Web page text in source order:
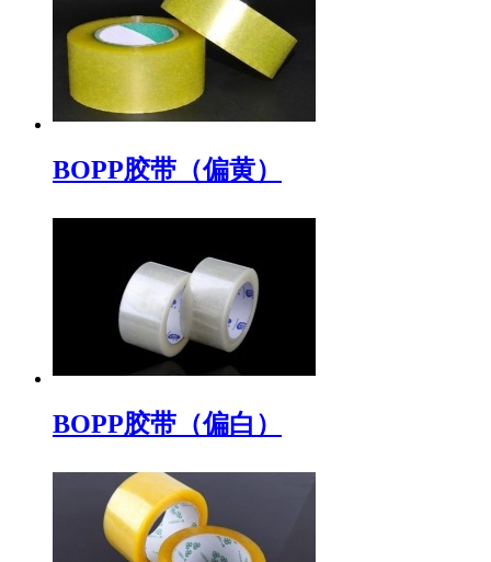
BOPP胶带（偏黄）
BOPP胶带（偏白）